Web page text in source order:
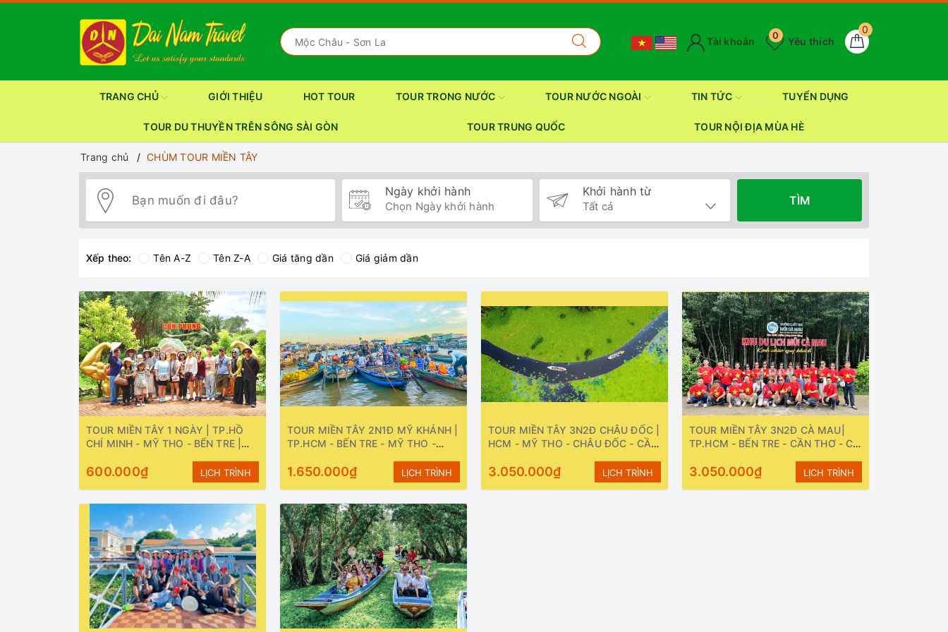
0
Yêu thích
0
Tài khoản
TRANG CHỦ GIỚI THIỆU HOT TOUR TOUR TRONG NƯỚC TOUR NƯỚC NGOÀI TIN TỨC TUYỂN DỤNG
TOUR DU THUYỀN TRÊN SÔNG SÀI GÒN TOUR TRUNG QUỐC TOUR NỘI ĐỊA MÙA HÈ
Trang chủ CHÙM TOUR MIỀN TÂY
Ngày khởi hành Khởi hành từ
TÌM
Xếp theo: Tên A-Z Tên Z-A Giá tăng dần Giá giảm dần
TOUR MIỀN TÂY 1 NGÀY | TP.HỒ
CHÍ MINH - MỸ THO - BẾN TRE |
600.000₫ LỊCH TRÌNH
TOUR MIỀN TÂY 2N1Đ MỸ KHÁNH |
TP.HCM - BẾN TRE - MỸ THO -
HÀNH: HÀNG NGÀY
1.650.000₫ LỊCH TRÌNH
TOUR MIỀN TÂY 3N2Đ CHÂU ĐỐC |
HCM - MỸ THO - CHÂU ĐỐC - CẦN
hàng tuần
3.050.000₫ LỊCH TRÌNH
TOUR MIỀN TÂY 3N2Đ CÀ MAU|
TP.HCM - BẾN TRE - CẦN THƠ - CÀ
Khởi hành: Thứ 3 và Thứ 6 hàng
3.050.000₫ LỊCH TRÌNH